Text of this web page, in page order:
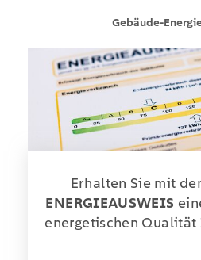
Gebäude-
Erhalten Sie mit
ENERGIEAUSWEIS
energetischen